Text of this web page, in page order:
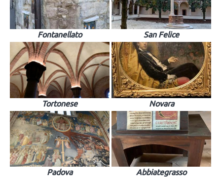
Fontanellato San Felice
Tortonese Novara
Padova Abbiategrasso